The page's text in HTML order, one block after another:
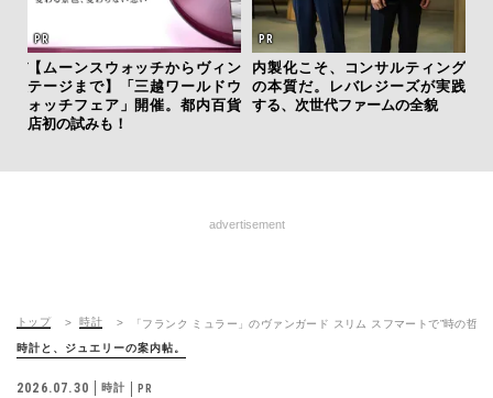
【ムーンスウォッチからヴィン
テージまで】「三越ワールドウ
ォッチフェア」開催。都内百貨
店初の試みも！
内製化こそ、コンサルティング
の本質だ。レバレジーズが実践
する、次世代ファームの全貌
advertisement
トップ 時計 「フランク ミュラー」のヴァンガード スリム スフマートで”時の哲学
時計と、ジュエリーの案内帖。
2026.07.30 時計